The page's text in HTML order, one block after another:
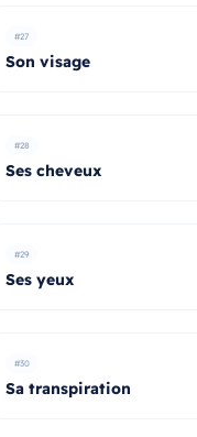
#27
Son visage
#28
Ses cheveux
#29
Ses yeux
#30
Sa transpiration